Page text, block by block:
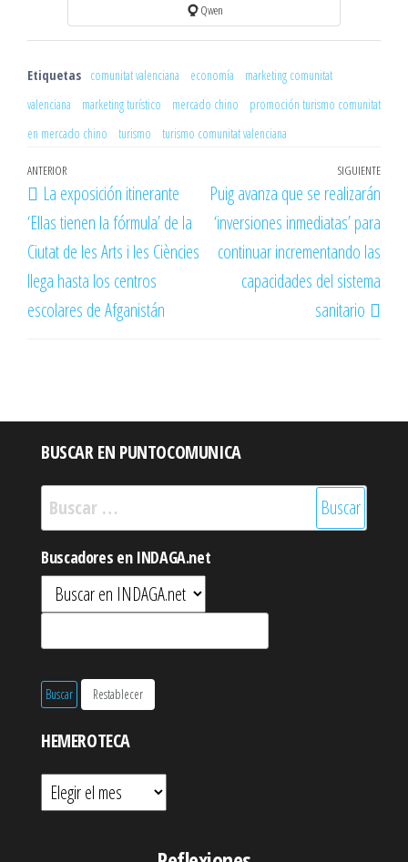
Qwen
Etiquetas comunitat valenciana economía
marketing comunitat
valenciana
marketing turístico mercado chino
promoción turismo comunitat
en mercado chino
turismo turismo comunitat valenciana
Navegación
de
entradas
Entrada
anterior
ANTERIOR
La exposición itinerante
‘Ellas tienen la fórmula’ de la
Ciutat de les Arts i les Ciències
llega hasta los centros
escolares de Afganistán
SIGUIENTE
Puig avanza que se realizarán
‘inversiones inmediatas’ para
continuar incrementando las
capacidades del sistema
sanitario
BUSCAR EN PUNTOCOMUNICA
Buscar:
Buscadores en INDAGA.net
HEMEROTECA
Hemeroteca